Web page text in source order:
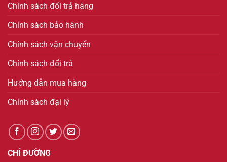
Chính sách đổi trả hàng
Chính sách bảo hành
Chính sách vận chuyển
Chính sách đổi trả
Hướng dẫn mua hàng
Chính sách đại lý
CHỈ ĐƯỜNG